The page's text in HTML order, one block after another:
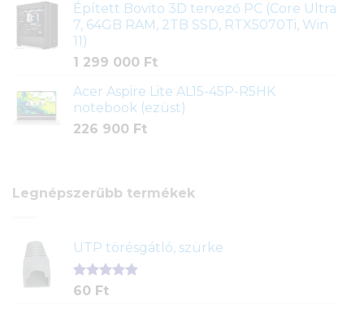
Épített Bovito 3D tervező PC (Core Ultra
7, 64GB RAM, 2TB SSD, RTX5070Ti, Win
11)
1 299 000 Ft
Acer Aspire Lite AL15-45P-R5HK
notebook (ezüst)
226 900 Ft
Legnépszerűbb termékek
UTP törésgátló, szürke
Értékelés
1
60 Ft